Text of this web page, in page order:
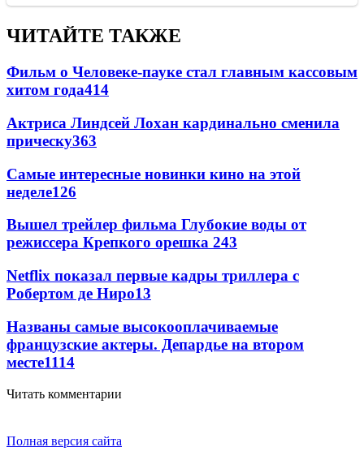
ЧИТАЙТЕ ТАКЖЕ
Фильм о Человеке-пауке стал главным кассовым
хитом года414
Актриса Линдсей Лохан кардинально сменила
прическу363
Самые интересные новинки кино на этой
неделе126
Вышел трейлер фильма Глубокие воды от
режиссера Крепкого орешка 243
Netflix показал первые кадры триллера с
Робертом де Ниро13
Названы самые высокооплачиваемые
французские актеры. Депардье на втором
месте1114
Читать комментарии
Полная версия сайта